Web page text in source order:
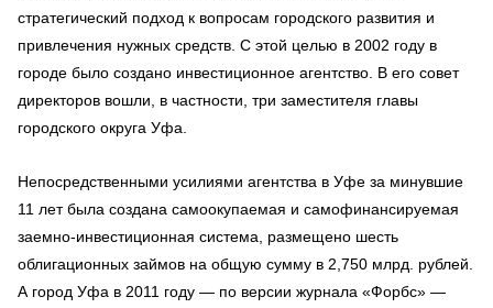
стратегический подход к вопросам городского развития и
привлечения нужных средств. С этой целью в 2002 году в
городе было создано инвестиционное агентство. В его совет
директоров вошли, в частности, три заместителя главы
городского округа Уфа.
Непосредственными усилиями агентства в Уфе за минувшие
11 лет была создана самоокупаемая и самофинансируемая
заемно-инвестиционная система, размещено шесть
облигационных займов на общую сумму в 2,750 млрд. рублей.
А город Уфа в 2011 году — по версии журнала «Форбс» —